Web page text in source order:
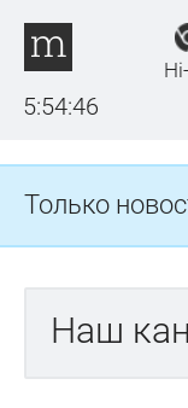
5:54:46
Hi-
Только
Наш